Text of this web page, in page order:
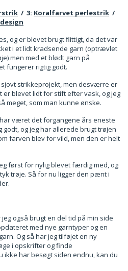
/ 3: Koralfarvet perlestrik /
og er blevet brugt flittigt, da det var
i et lidt kradsende garn (optrævlet
men med et blødt garn på
fungerer rigtig godt.
strikkeprojekt, men desværre er
er blevet lidt for stift efter vask, og jeg
meget, som man kunne ønske.
været det forgangene års eneste
og jeg har allerede brugt trøjen
farven blev for vild, men den er helt
først for nylig blevet færdig med, og
trøje. Så for nu ligger den pænt i
også brugt en del tid på min side
med nye garntyper og en
Og så har jeg tilføjet en ny
i opskrifter og finde
ikke har besøgt siden endnu, kan du